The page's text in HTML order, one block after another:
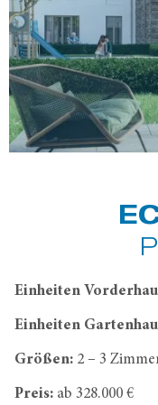
Einheiten
Einheiten
Größen: 2 – 3
Preis: ab 328.000 €